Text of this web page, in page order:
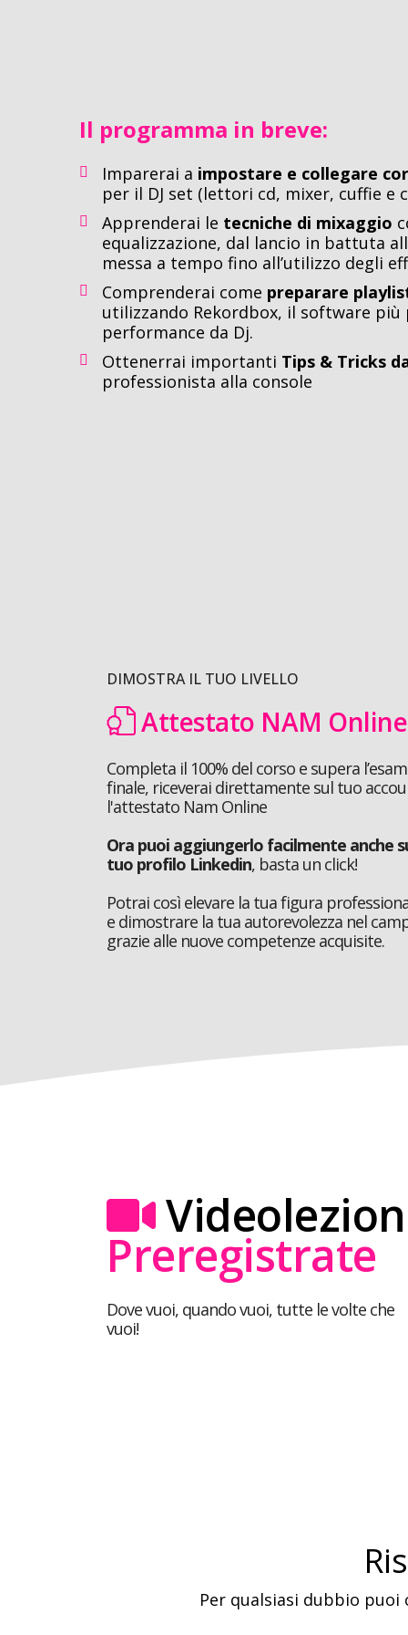
Il programma in breve:
Imparerai a impostare e collegare
per il DJ set (lettori cd, mixer, cuffie e
Apprenderai le tecniche di mixaggio
equalizzazione, dal lancio in battuta
messa a tempo fino all’utilizzo degli
Comprenderai come preparare
utilizzando Rekordbox, il software
performance da Dj.
Ottenerrai importanti Tips & Tricks
professionista alla console
DIMOSTRA IL TUO LIVELLO
Attestato NAM Online
Completa il 100% del corso e supera
finale, riceverai direttamente sul tuo
l'attestato Nam Online
Ora puoi aggiungerlo facilmente anche
tuo profilo Linkedin, basta un click!
Potrai così elevare la tua figura
e dimostrare la tua autorevolezza nel
grazie alle nuove competenze acquisite.
Preregistrate
Dove vuoi, quando vuoi, tutte le volte che
vuoi!
Per qualsiasi dubbio